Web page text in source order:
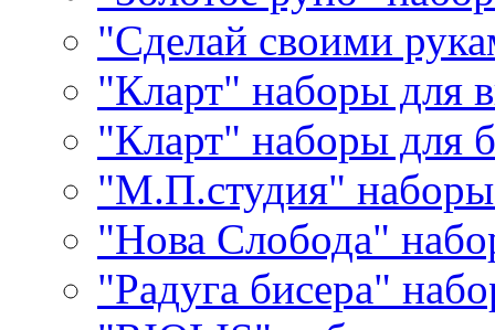
"Сделай своими
"Кларт" наборы для
"Кларт" наборы для
"М.П.студия"
"Нова Слобода"
"Радуга бисера"